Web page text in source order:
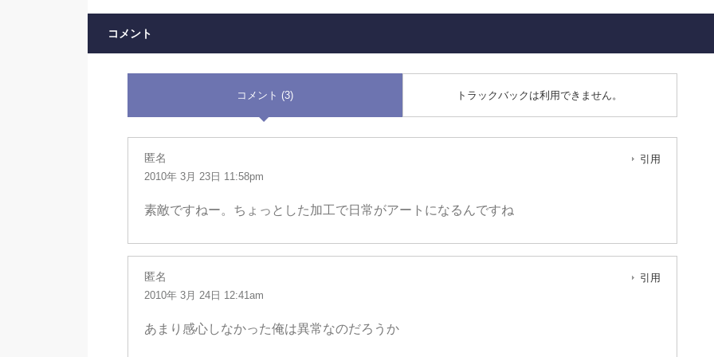
コメント
コメント (3) トラックバックは利用できません。
匿名
2010年 3月 23日 11:58pm
引用
素敵ですねー。ちょっとした加工で日常がアートになるんですね
匿名
2010年 3月 24日 12:41am
引用
あまり感心しなかった俺は異常なのだろうか